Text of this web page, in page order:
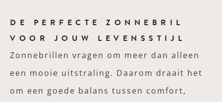
DE PERFECTE ZONNEBRIL
VOOR JOUW LEVENSSTIJL
Zonnebrillen vragen om meer dan alleen
een mooie uitstraling. Daarom draait het
om een goede balans tussen comfort,